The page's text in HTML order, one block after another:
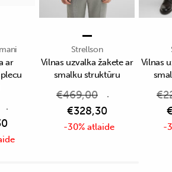
ar
Strellson
Vilnas uzvalka žakete ar
smalku struktūru
€469,00
€328,30
-30% atlaide
Vilnas
€
-